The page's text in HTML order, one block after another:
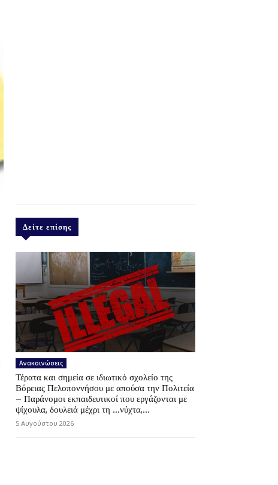
Δείτε επίσης
Ανακοινώσεις
Τέρατα και σημεία σε ιδιωτικό σχολείο της
Βόρειας Πελοποννήσου με απούσα την Πολιτεία
– Παράνομοι εκπαιδευτικοί που εργάζονται με
ψίχουλα, δουλειά μέχρι τη …νύχτα,...
5 Αυγούστου 2026